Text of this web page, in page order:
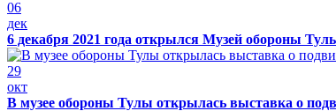
06
дек
6 декабря 2021 года открылся Музей обороны
29
окт
В музее обороны Тулы открылась выставка о